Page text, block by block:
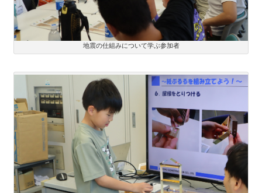
地震の仕組みについて学ぶ参加者